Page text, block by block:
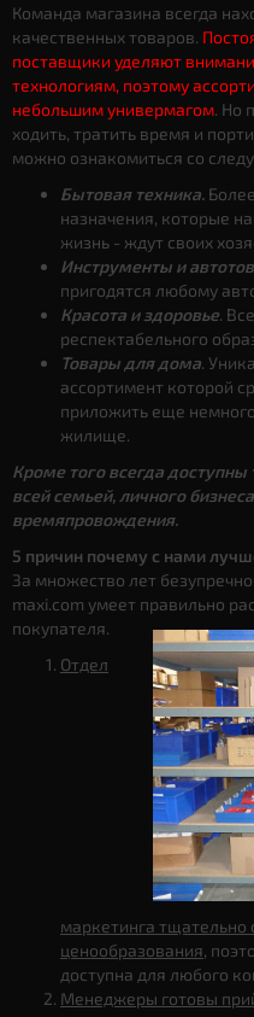
Команда магазина всегда
качественных товаров.
поставщики уделяют
технологиям, поэтому
небольшим универмагом. Но
ходить, тратить время и
можно ознакомиться со
Бытовая техника.
назначения, которые
жизнь - ждут своих
Инструменты и
пригодятся любому
Красота и здоровье.
респектабельного
Товары для дома.
ассортимент которой
приложить еще
жилище.
Кроме того всегда
всей семьей, личного
времяпровождения.
5 причин почему с нами
За множество лет
maxi.com умеет правильно
покупателя.
Отдел
маркетинга тщательно
ценообразования,
доступна для любого
Менеджеры готовы